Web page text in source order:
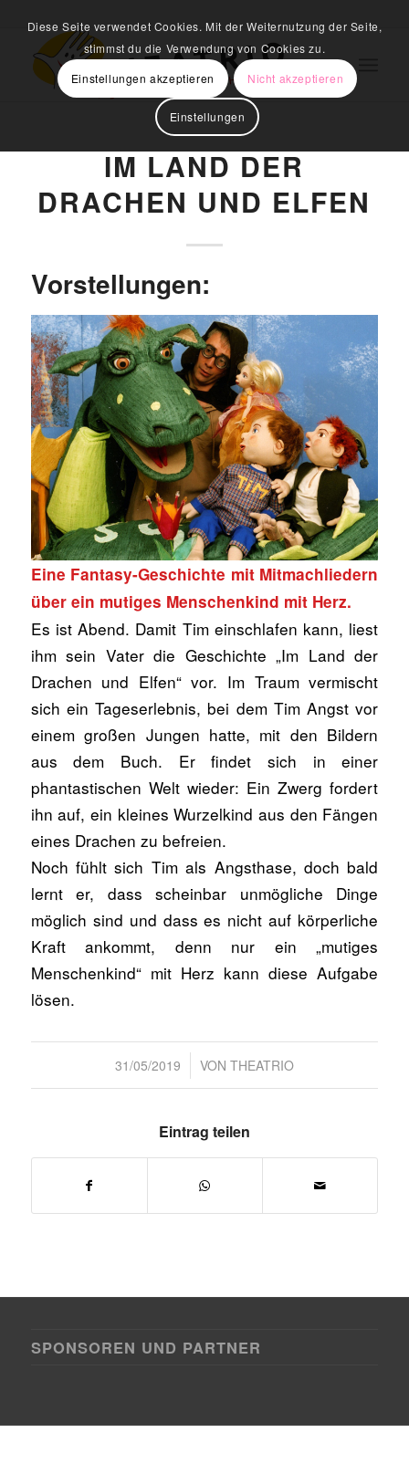
IM LAND DER
DRACHEN UND ELFEN
Vorstellungen:
Eine Fantasy-Geschichte mit Mitmachliedern
über ein mutiges Menschenkind mit Herz.
Es ist Abend. Damit Tim einschlafen kann, liest
ihm sein Vater die Geschichte „Im Land der
Drachen und Elfen“ vor. Im Traum vermischt
sich ein Tageserlebnis, bei dem Tim Angst vor
einem großen Jungen hatte, mit den Bildern
aus dem Buch. Er findet sich in einer
phantastischen Welt wieder: Ein Zwerg fordert
ihn auf, ein kleines Wurzelkind aus den Fängen
eines Drachen zu befreien.
Noch fühlt sich Tim als Angsthase, doch bald
lernt er, dass scheinbar unmögliche Dinge
möglich sind und dass es nicht auf körperliche
Kraft ankommt, denn nur ein „mutiges
Menschenkind“ mit Herz kann diese Aufgabe
lösen.
31/05/2019
/ VON THEATRIO
Eintrag teilen
SPONSOREN UND PARTNER
Diese Seite verwendet Cookies. Mit der Weiternutzung der Seite,
stimmst du die Verwendung von Cookies zu.
Einstellungen akzeptieren
Nicht akzeptieren
Einstellungen